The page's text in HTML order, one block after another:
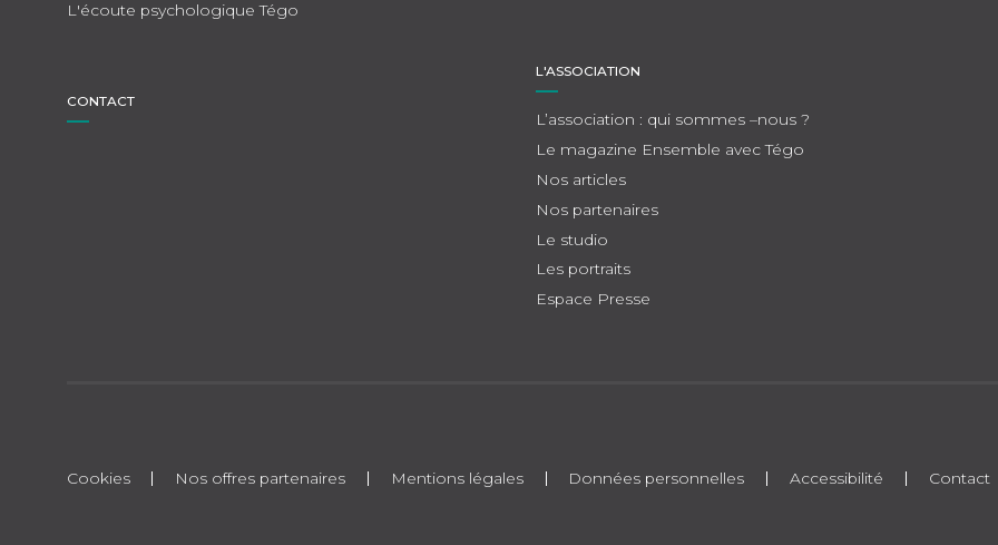
L'écoute psychologique Tégo
L'ASSOCIATION
L’association : qui sommes –nous ?
Le magazine Ensemble avec Tégo
Nos articles
Nos partenaires
Le studio
Les portraits
Espace Presse
CONTACT
Cookies Nos offres partenaires Mentions légales Données personnelles Accessibilité Contact